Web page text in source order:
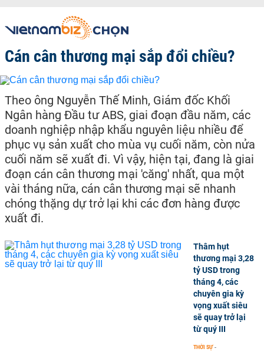
Cán cân thương mại sắp đổi chiều?
Theo ông Nguyễn Thế Minh, Giám đốc Khối
Ngân hàng Đầu tư ABS, giai đoạn đầu năm, các
doanh nghiệp nhập khẩu nguyên liệu nhiều để
phục vụ sản xuất cho mùa vụ cuối năm, còn nửa
cuối năm sẽ xuất đi. Vì vậy, hiện tại, đang là giai
đoạn cán cân thương mại 'căng' nhất, qua một
vài tháng nữa, cán cân thương mại sẽ nhanh
chóng thặng dự trở lại khi các đơn hàng được
xuất đi.
Thâm hụt
thương mại 3,28
tỷ USD trong
tháng 4, các
chuyên gia kỳ
vọng xuất siêu
sẽ quay trở lại
từ quý III
THỜI SỰ -